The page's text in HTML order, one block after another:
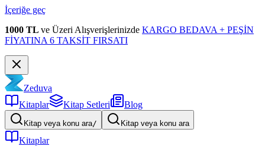
İçeriğe geç
1000 TL ve Üzeri Alışverişlerinizde KARGO BEDAVA + PEŞİN
FİYATINA 6 TAKSİT FIRSATI
Zeduva
Kitaplar
Kitap Setleri Blog
Kitap veya konu ara/ Kitap veya konu ara
Kitaplar